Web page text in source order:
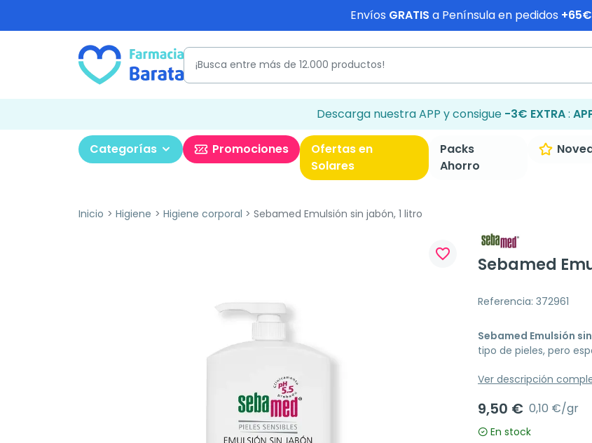
Envíos GRATIS a Península en pedidos +65€
Descarga nuestra APP y consigue -3€ EXTRA:
Categorías Promociones
Ofertas en
Solares
Packs
Ahorro
Inicio Higiene Higiene corporal Sebamed Emulsión sin jabón, 1 litro
favorite_border
Sebamed
Referencia: 372961
Sebamed Emulsión
tipo de pieles, pero
Ver descripción
9,50 € 0,10 €/gr
En stock